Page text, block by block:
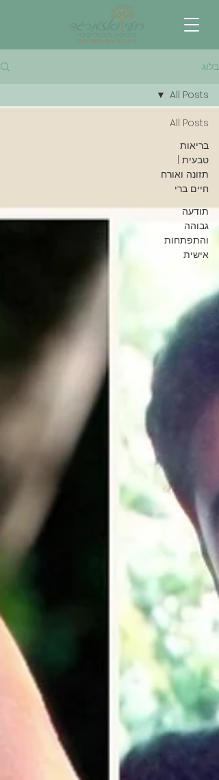
בלוג
All Posts
בריאות
טבעית |
תזונה ואורח
חיים ברי
תודעה
גבוהה
והתפתחות
אישית
All Posts